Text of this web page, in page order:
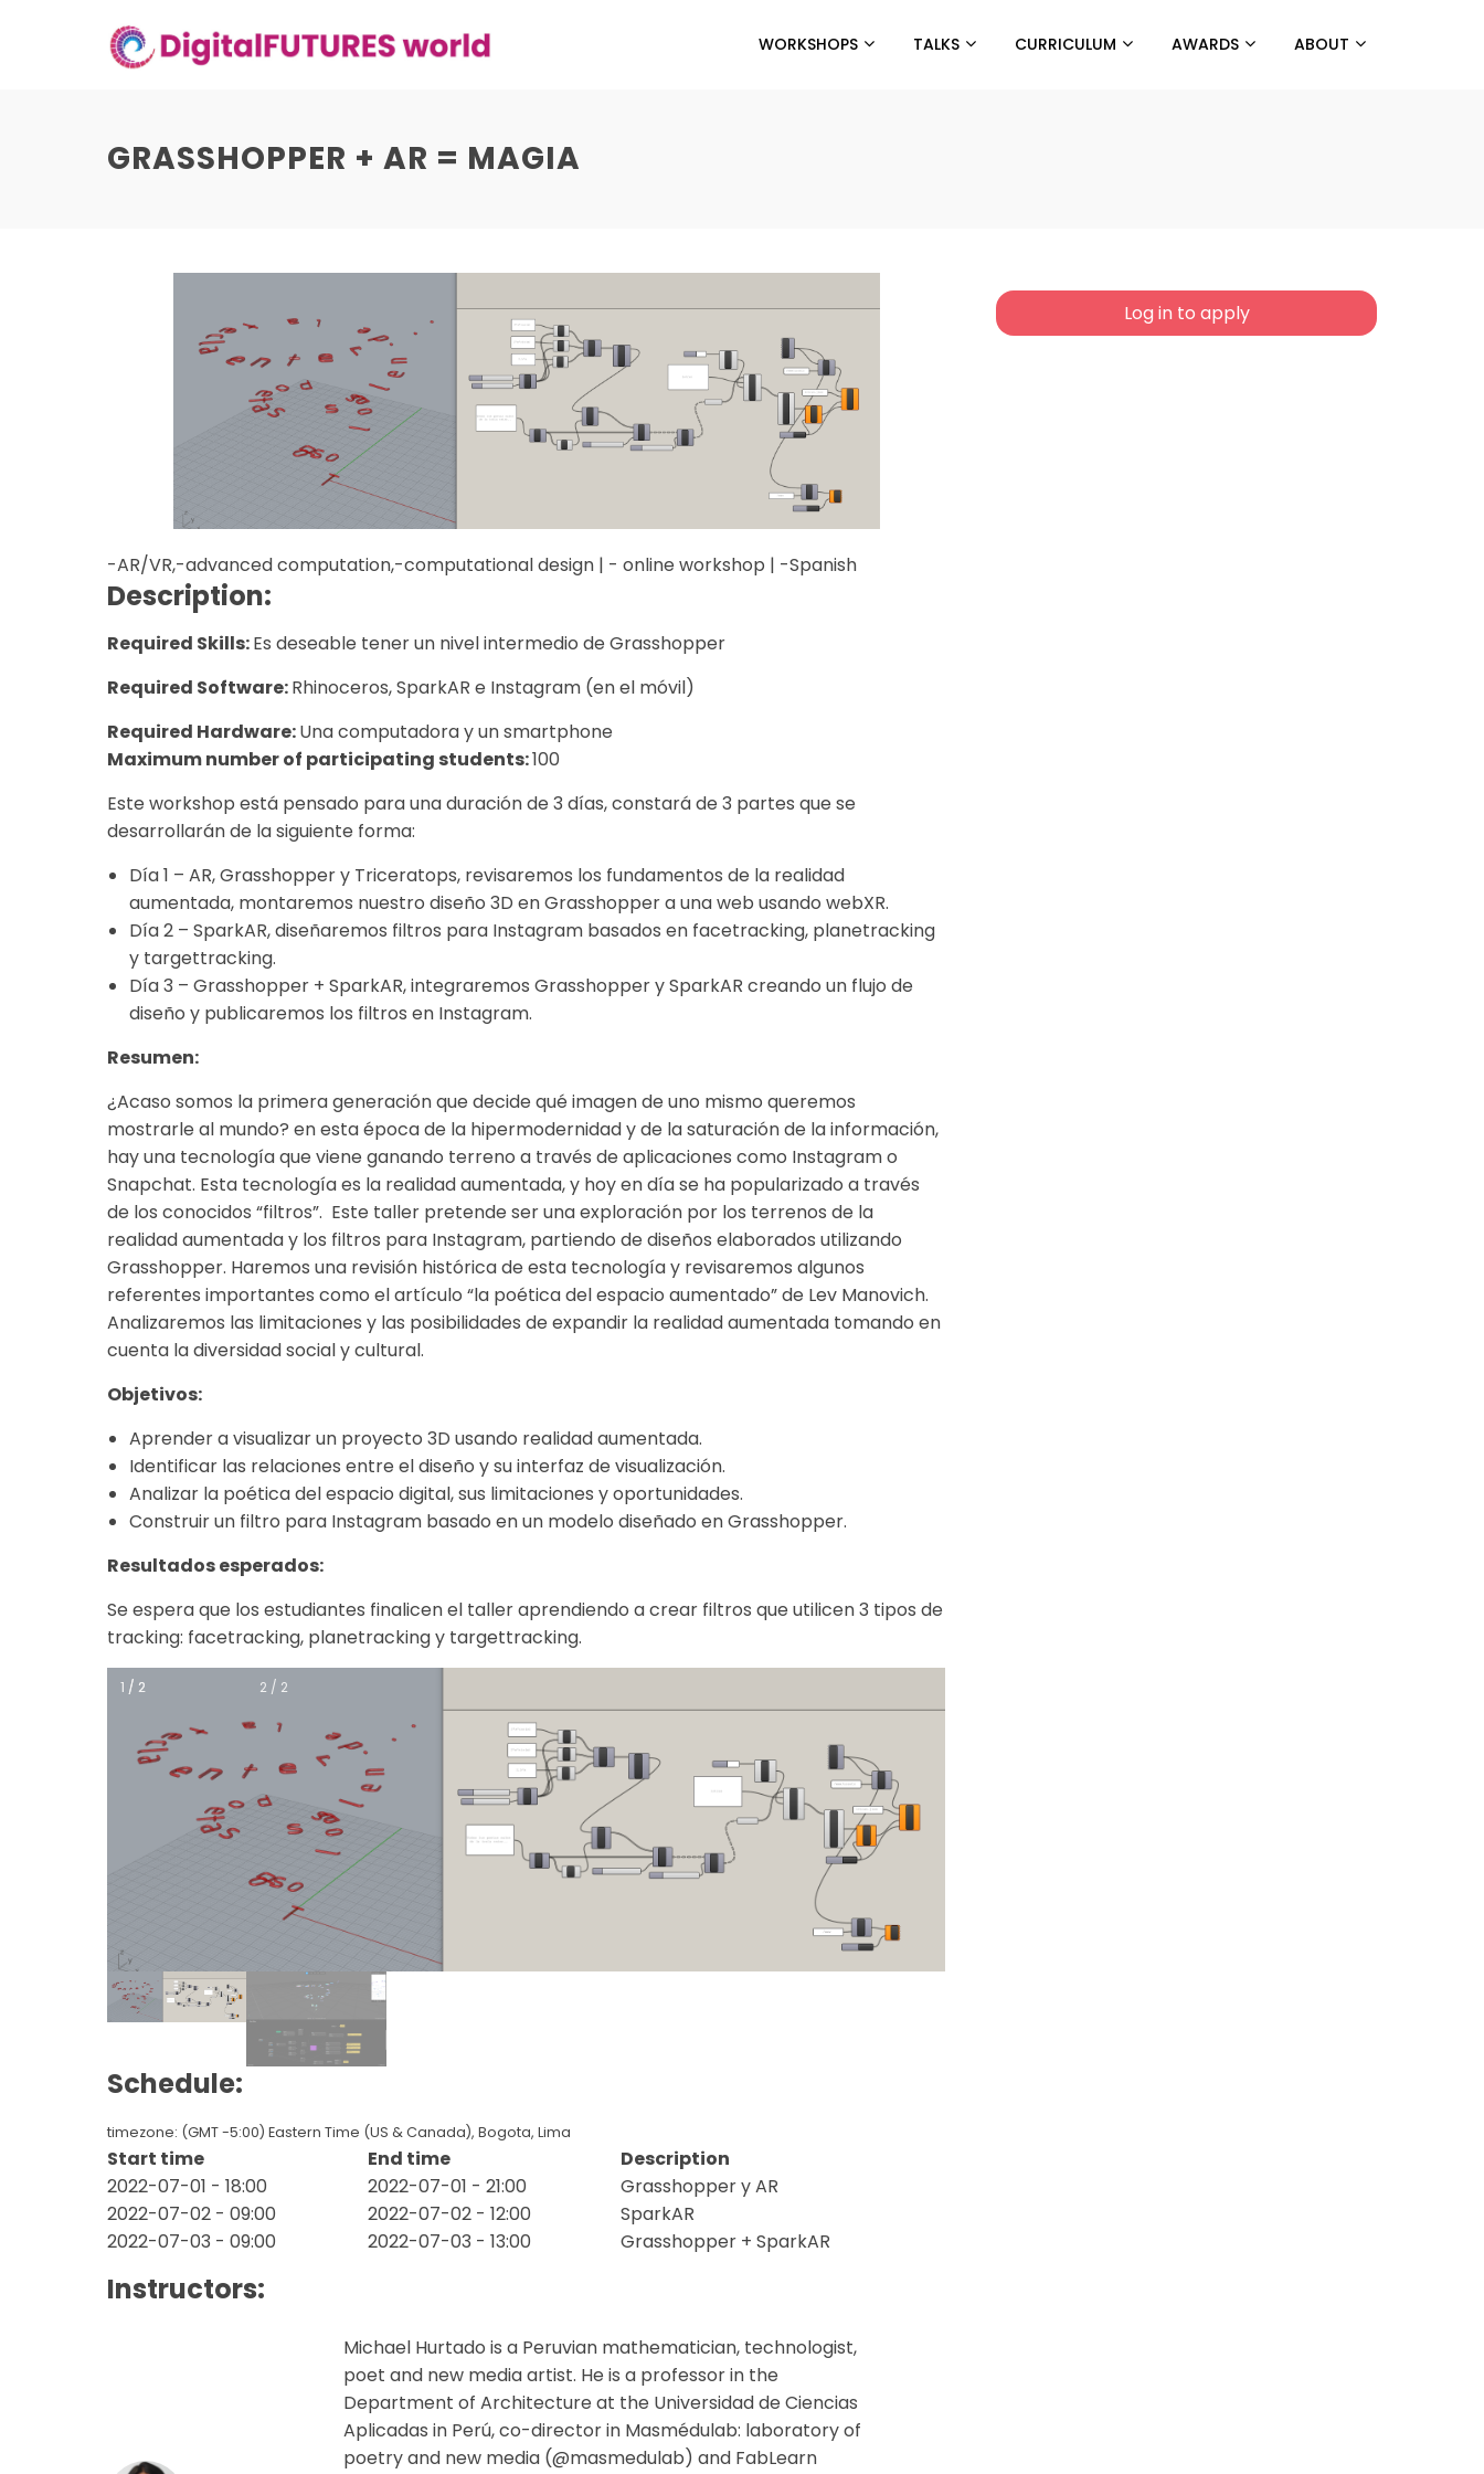
WORKSHOPS TALKS CURRICULUM AWARDS ABOUT
GRASSHOPPER + AR = MAGIA
-AR/VR,-advanced computation,-computational design | - online workshop | -Spanish
Description:
Required Skills:Es deseable tener un nivel intermedio de Grasshopper
Required Software:Rhinoceros, SparkAR e Instagram (en el móvil)
Required Hardware:Una computadora y un smartphone
Maximum number of participating students:100
Este workshop está pensado para una duración de 3 días, constará de 3 partes que se
desarrollarán de la siguiente forma:
Día 1 – AR, Grasshopper y Triceratops, revisaremos los fundamentos de la realidad
aumentada, montaremos nuestro diseño 3D en Grasshopper a una web usando webXR.
Día 2 – SparkAR, diseñaremos filtros para Instagram basados en facetracking, planetracking
y targettracking.
Día 3 – Grasshopper + SparkAR, integraremos Grasshopper y SparkAR creando un flujo de
diseño y publicaremos los filtros en Instagram.
Resumen:
¿Acaso somos la primera generación que decide qué imagen de uno mismo queremos
mostrarle al mundo? en esta época de la hipermodernidad y de la saturación de la información,
hay una tecnología que viene ganando terreno a través de aplicaciones como Instagram o
Snapchat. Esta tecnología es la realidad aumentada, y hoy en día se ha popularizado a través
de los conocidos “filtros”. Este taller pretende ser una exploración por los terrenos de la
realidad aumentada y los filtros para Instagram, partiendo de diseños elaborados utilizando
Grasshopper. Haremos una revisión histórica de esta tecnología y revisaremos algunos
referentes importantes como el artículo “la poética del espacio aumentado” de Lev Manovich.
Analizaremos las limitaciones y las posibilidades de expandir la realidad aumentada tomando en
cuenta la diversidad social y cultural.
Objetivos:
Aprender a visualizar un proyecto 3D usando realidad aumentada.
Identificar las relaciones entre el diseño y su interfaz de visualización.
Analizar la poética del espacio digital, sus limitaciones y oportunidades.
Construir un filtro para Instagram basado en un modelo diseñado en Grasshopper.
Resultados esperados:
Se espera que los estudiantes finalicen el taller aprendiendo a crear filtros que utilicen 3 tipos de
tracking: facetracking, planetracking y targettracking.
1 / 2
1 / 2 2 / 2
Schedule:
timezone: (GMT -5:00) Eastern Time (US & Canada), Bogota, Lima
Start time End time
Description
2022-07-01 - 18:00
2022-07-01 - 21:00
Grasshopper y AR
2022-07-02 - 09:00
2022-07-02 - 12:00
SparkAR
2022-07-03 - 09:00
2022-07-03 - 13:00 Grasshopper + SparkAR
Instructors:
Michael Hurtado is a Peruvian mathematician, technologist,
poet and new media artist. He is a professor in the
Department of Architecture at the Universidad de Ciencias
Aplicadas in Perú, co-director in Masmédulab: laboratory of
poetry and new media (@masmedulab) and FabLearn
Log in to apply